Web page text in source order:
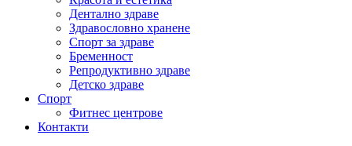
Дентално здраве
Здравословно хранене
Спорт за здраве
Бременност
Репродуктивно здраве
Детско здраве
Спорт
Фитнес центрове
Контакти